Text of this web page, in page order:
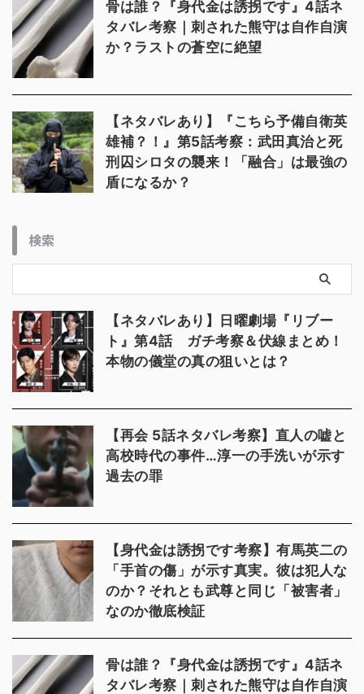
骨は誰？『身代金は誘拐です』4話ネ
タバレ考察｜刺された熊守は自作自演
か？ラストの蒼空に絶望
【ネタバレあり】『こちら予備自衛英
雄補？！』第5話考察：武田真治と死
刑囚シロタの襲来！「融合」は最強の
盾になるか？
検索
【ネタバレあり】日曜劇場『リブー
ト』第4話 ガチ考察＆伏線まとめ！
本物の儀堂の真の狙いとは？
【再会 5話ネタバレ考察】直人の嘘と
高校時代の事件…淳一の手洗いが示す
過去の罪
【身代金は誘拐です考察】有馬英二の
「手首の傷」が示す真実。彼は犯人な
のか？それとも武尊と同じ「被害者」
なのか徹底検証
骨は誰？『身代金は誘拐です』4話ネ
タバレ考察｜刺された熊守は自作自演